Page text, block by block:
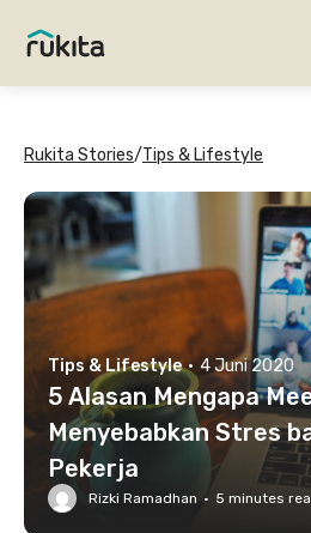
Rukita Stories/Tips & Lifestyle
Tips & Lifestyle · 4 Juni 2020
5 Alasan Mengapa
Menyebabkan Stres
Pekerja
Rizki Ramadhan · 5 minutes